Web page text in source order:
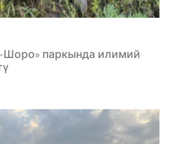
Шоро» паркында илимий